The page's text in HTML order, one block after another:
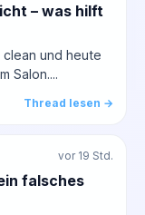
– was hilft
und heute
Salon....
Thread lesen →
vor 19 Std.
falsches